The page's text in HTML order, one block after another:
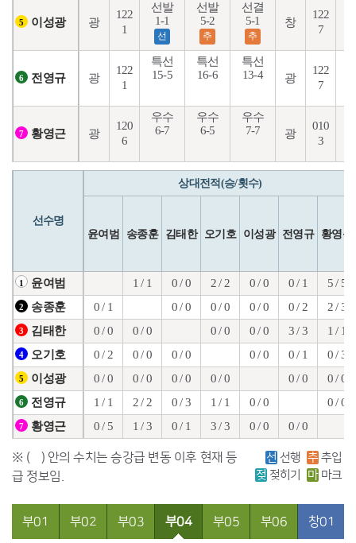
5 이성광 광
122
1
선발
1-1
선
선발
5-2
추
선결
5-1
추
창
122
7
6 전영규 광
122
1
특선
15-5
특선
16-6
특선
13-4
광
122
7
7 황영근 광
120
6
우수
6-7
우수
6-5
우수
7-7
광
010
3
선수명
상대전적(승/횟수)
윤여범 송종훈 김태한 오기호 이성광 전영규 황영근
1 윤여범 1 / 1 0 / 0 2 / 2 0 / 0 0 / 1 5 / 5
2 송종훈 0 / 1 0 / 0 0 / 0 0 / 0 0 / 2 2 / 3
3 김태한 0 / 0 0 / 0 0 / 0 0 / 0 3 / 3 1 / 1
4 오기호 0 / 2 0 / 0 0 / 0 0 / 0 0 / 1 0 / 3
5 이성광 0 / 0 0 / 0 0 / 0 0 / 0 0 / 0 0 / 0
6 전영규 1 / 1 2 / 2 0 / 3 1 / 1 0 / 0 0 / 0
7 황영근 0 / 5 1 / 3 0 / 1 3 / 3 0 / 0 0 / 0
※ ( ) 안의 수치는 승강급 변동 이후 현재 등
급 정보임.
선 선행 추 추입
젖 젖히기 마 마크
부01 부02 부03 부04 부05 부06 창01